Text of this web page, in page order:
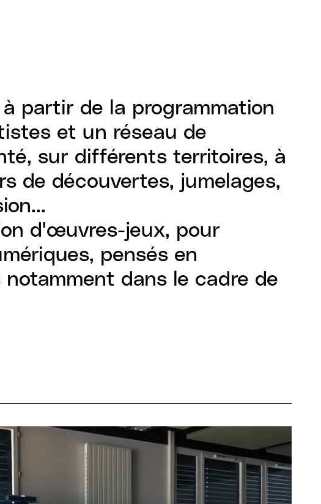
partir de la programmation
et un réseau de
sur différents territoires, à
de découvertes, jumelages,
d'œuvres-jeux, pour
pensés en
dans le cadre de